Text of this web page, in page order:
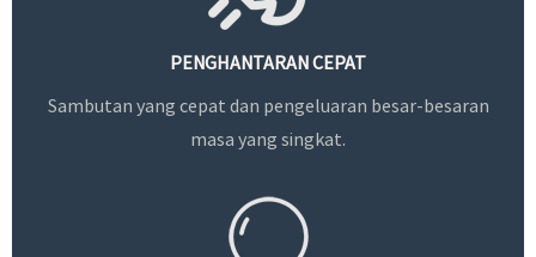
PENGHANTARAN CEPAT
Sambutan yang cepat dan pengeluaran besar-besaran
masa yang singkat.